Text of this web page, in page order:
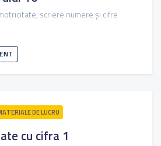
scriere numere și cifre
DE LUCRU
cu cifra 1